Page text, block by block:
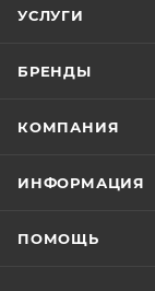
УСЛУГИ
БРЕНДЫ
КОМПАНИЯ
ИНФОРМАЦИЯ
ПОМОЩЬ